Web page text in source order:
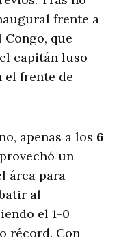
frente a
que
capitán luso
el frente de
apenas a los 6
un
área para
al
el 1-0
récord. Con